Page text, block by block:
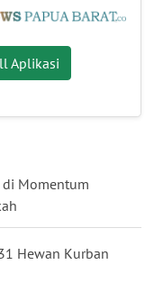
Aplikasi
di Momentum
Hewan Kurban